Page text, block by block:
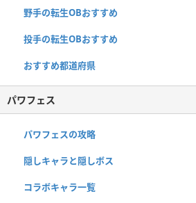
野手の転生OBおすすめ
投手の転生OBおすすめ
おすすめ都道府県
パワフェス
パワフェスの攻略
隠しキャラと隠しボス
コラボキャラ一覧